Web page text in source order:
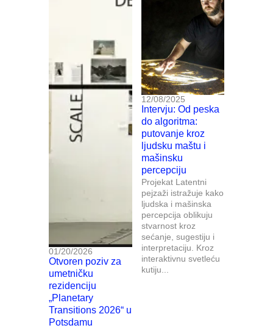
01/20/2026
Otvoren poziv za
umetničku
rezidenciju
„Planetary
Transitions 2026“ u
Potsdamu
12/08/2025
Intervju: Od peska
do algoritma:
putovanje kroz
ljudsku maštu i
mašinsku
percepciju
Projekat Latentni
pejzaži istražuje kako
ljudska i mašinska
percepcija oblikuju
stvarnost kroz
sećanje, sugestiju i
interpretaciju. Kroz
interaktivnu svetleću
kutiju...